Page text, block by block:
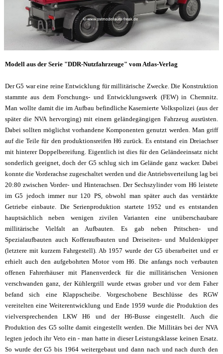
Modell aus der Serie "DDR-Nutzfahrzeuge" vom Atlas-Verlag
Der G5 war eine reine Entwicklung für millitärische Zwecke. Die Konstruktion
stammte aus dem Forschungs- und Entwicklungswerk (FEW) in Chemnitz.
Man wollte damit die im Aufbau befindliche Kasernierte Volkspolizei (aus der
später die NVA hervorging) mit einem geländegängigen Fahrzeug ausrüsten.
Dabei sollten möglichst vorhandene Komponenten genutzt werden. Man griff
auf die Teile für den produktionsreifen H6 zurück. Es entstand ein Dreiachser
mit hinterer Doppelbereifung. Eigentlich ist dies für den Geländeeinsatz nicht
sonderlich geeignet, doch der G5 schlug sich im Gelände ganz wacker. Dabei
konnte die Vorderachse zugeschaltet werden und die Antriebsverteilung lag bei
20:80 zwischen Vorder- und Hinterachsen. Der Sechszylinder vom H6 leistete
im G5 jedoch immer nur 120 PS, obwohl man später auch das verstärkte
Getriebe einbaute. Die Serienproduktion startete 1952 und es entstanden
hauptsächlich neben wenigen zivilen Varianten eine unüberschaubare
millitärische Vielfalt an Aufbauten. Es gab neben Pritschen- und
Spezialaufbauten auch Kofferaufbauten und Dreiseiten- und Muldenkipper
(letztere mit kurzem Fahrgestell). Ab 1957 wurde der G5 überarbeitet und er
erhielt auch den aufgebohrten Motor vom H6. Die anfangs noch verbauten
offenen Fahrerhäuser mit Planenverdeck für die millitärischen Versionen
verschwanden ganz, der Kühlergrill wurde etwas grober und vor dem Faher
befand sich eine Klappscheibe. Vorgeschobene Beschlüsse des RGW
vereitelten eine Weiterentwicklung und Ende 1959 wurde die Produktion des
vielversprechenden LKW H6 und der H6-Busse eingestellt. Auch die
Produktion des G5 sollte damit eingestellt werden. Die Millitärs bei der NVA
legten jedoch ihr Veto ein - man hatte in dieser Leistungsklasse keinen Ersatz.
So wurde der G5 bis 1964 weitergebaut und dann nach und nach durch den